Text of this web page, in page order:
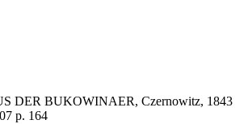
DER BUKOWINAER, Czernowitz, 1843
p. 164